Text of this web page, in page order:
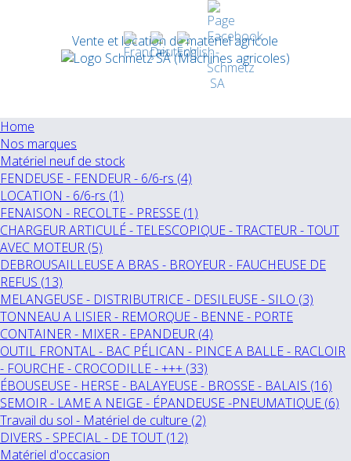
Vente et location de matériel agricole
Home
Nos marques
Matériel neuf de stock
FENDEUSE - FENDEUR - 6/6-rs (4)
LOCATION - 6/6-rs (1)
FENAISON - RECOLTE - PRESSE (1)
CHARGEUR ARTICULÉ - TELESCOPIQUE - TRACTEUR - TOUT
AVEC MOTEUR (5)
DEBROUSAILLEUSE A BRAS - BROYEUR - FAUCHEUSE DE
REFUS (13)
MELANGEUSE - DISTRIBUTRICE - DESILEUSE - SILO (3)
TONNEAU A LISIER - REMORQUE - BENNE - PORTE
CONTAINER - MIXER - EPANDEUR (4)
OUTIL FRONTAL - BAC PÉLICAN - PINCE A BALLE - RACLOIR
- FOURCHE - CROCODILLE - +++ (33)
ÉBOUSEUSE - HERSE - BALAYEUSE - BROSSE - BALAIS (16)
SEMOIR - LAME A NEIGE - ÉPANDEUSE -PNEUMATIQUE (6)
Travail du sol - Matériel de culture (2)
DIVERS - SPECIAL - DE TOUT (12)
Matériel d'occasion